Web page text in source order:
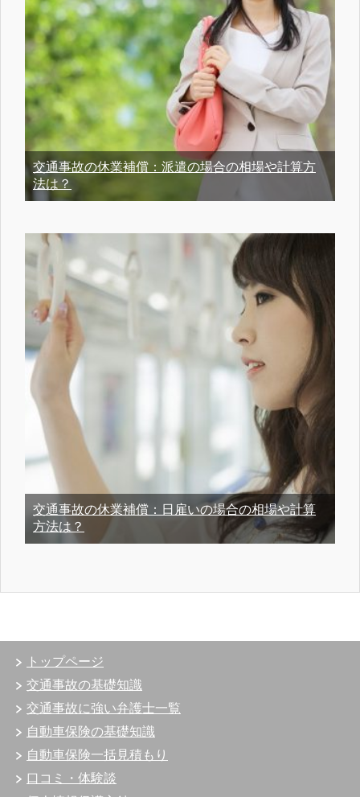
交通事故の休業補償：派遣の場合の相場や計算方
法は？
交通事故の休業補償：日雇いの場合の相場や計算
方法は？
トップページ
交通事故の基礎知識
交通事故に強い弁護士一覧
自動車保険の基礎知識
自動車保険一括見積もり
口コミ・体験談